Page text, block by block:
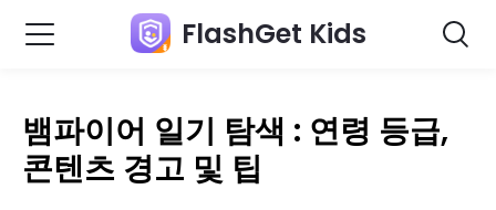
FlashGet Kids
뱀파이어 일기 탐색 : 연령 등급,
콘텐츠 경고 및 팁